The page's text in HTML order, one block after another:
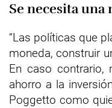
Se necesita una
“Las políticas que
moneda, construir
En caso contrario,
ahorro a la
Poggetto como